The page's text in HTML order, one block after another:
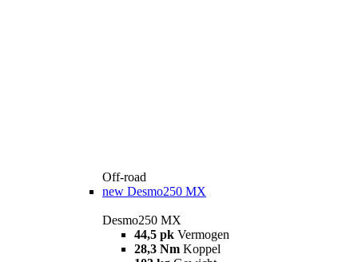
Off-road
new Desmo250 MX
Desmo250 MX
44,5 pk Vermogen
28,3 Nm Koppel